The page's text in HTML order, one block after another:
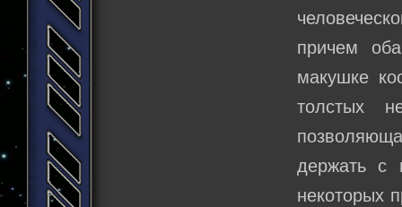
причем
макушке
толстых
держать с
некоторых